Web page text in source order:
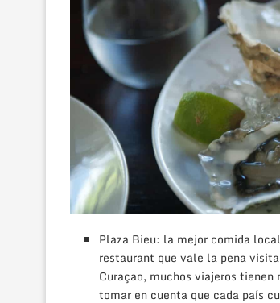
Plaza Bieu: la mejor comida
restaurant que vale la pena
Curaçao, muchos viajeros
tomar en cuenta que cada país